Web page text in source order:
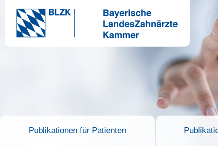
Publikationen für Patienten